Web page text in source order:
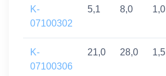
K-
07100302
5,1 8,0 1,0
K-
07100306
21,0 28,0 1,5